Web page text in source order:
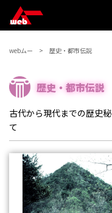
webムー 歴史・都市伝説
歴史・都市伝説
古代から現代までの歴史
て